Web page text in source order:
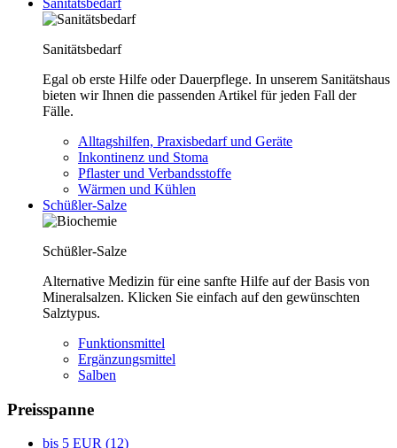
Sanitätsbedarf
Sanitätsbedarf
Egal ob erste Hilfe oder Dauerpflege. In unserem Sanitätshaus
bieten wir Ihnen die passenden Artikel für jeden Fall der
Fälle.
Alltagshilfen, Praxisbedarf und Geräte
Inkontinenz und Stoma
Pflaster und Verbandsstoffe
Wärmen und Kühlen
Schüßler-Salze
Schüßler-Salze
Alternative Medizin für eine sanfte Hilfe auf der Basis von
Mineralsalzen. Klicken Sie einfach auf den gewünschten
Salztypus.
Funktionsmittel
Ergänzungsmittel
Salben
Preisspanne
bis 5 EUR (12)